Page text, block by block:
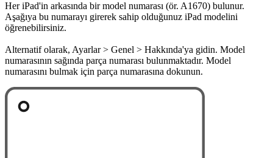
Her iPad'in arkasında bir model numarası (ör. A1670) bulunur.
Aşağıya bu numarayı girerek sahip olduğunuz iPad modelini
öğrenebilirsiniz.
Alternatif olarak, Ayarlar > Genel > Hakkında'ya gidin. Model
numarasının sağında parça numarası bulunmaktadır. Model
numarasını bulmak için parça numarasına dokunun.